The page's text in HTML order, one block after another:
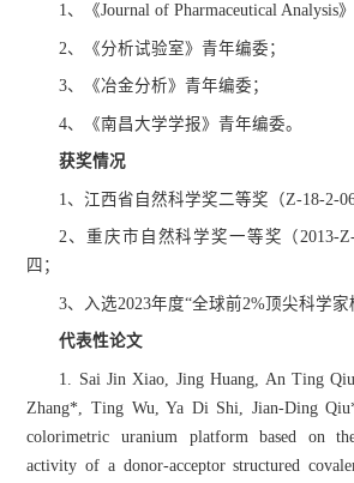
1、《Journal of Pharmaceutical Analysis
2、《分析试验室》青年编委；
3、《冶金分析》青年编委；
4、《南昌大学学报》青年编委。
获奖情况
1、江西省自然科学奖二等奖（Z-18-2-
2、重庆市自然科学奖一等奖（2013-
四；
3、入选2023年度“全球前2%顶尖科学家
代表性论文
1. Sai Jin Xiao, Jing Huang, An Ting
Zhang*, Ting Wu, Ya Di Shi, Jian-Ding
colorimetric uranium platform based on
activity of a donor-acceptor structured